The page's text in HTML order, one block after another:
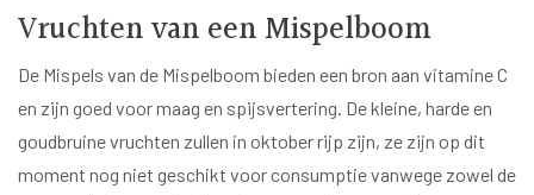
Vruchten van een Mispelboom
De Mispels van de Mispelboom bieden een bron aan vitamine C
en zijn goed voor maag en spijsvertering. De kleine, harde en
goudbruine vruchten zullen in oktober rijp zijn, ze zijn op dit
moment nog niet geschikt voor consumptie vanwege zowel de